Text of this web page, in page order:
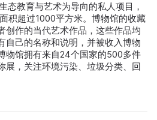
态教育与艺术为导向的私人项目，
积超过1000平方米。博物馆的收藏
创作的当代艺术作品，这些作品均
自己的名称和说明，并被收入博物
物馆拥有来自24个国家的500多件
展，关注环境污染、垃圾分类、回